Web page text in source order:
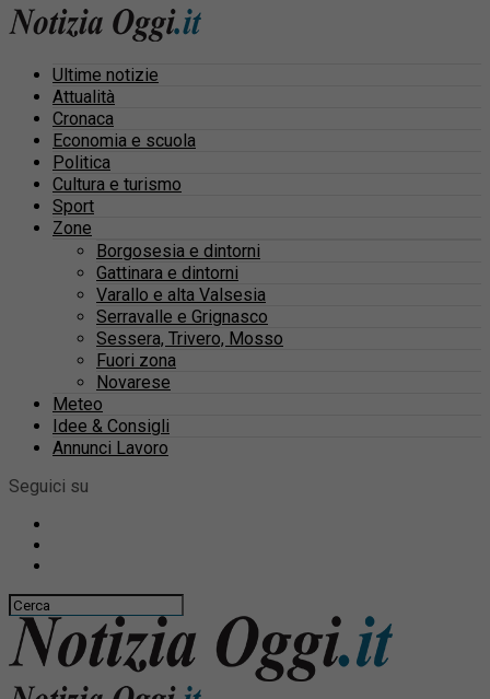
Ultime notizie
Attualità
Cronaca
Economia e scuola
Politica
Cultura e turismo
Sport
Zone
Borgosesia e dintorni
Gattinara e dintorni
Varallo e alta Valsesia
Serravalle e Grignasco
Sessera, Trivero, Mosso
Fuori zona
Novarese
Meteo
Idee & Consigli
Annunci Lavoro
Seguici su